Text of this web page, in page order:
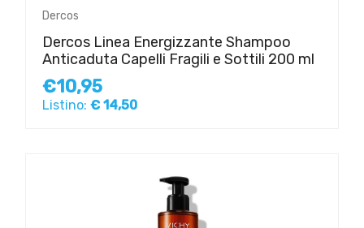
Dercos
Dercos Linea Energizzante Shampoo
Anticaduta Capelli Fragili e Sottili 200 ml
€10,95
Listino: € 14,50